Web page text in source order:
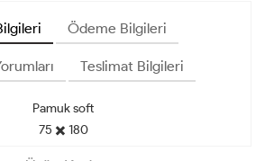
Ödeme Bilgileri
Teslimat Bilgileri
Pamuk soft
75 ✖️ 180